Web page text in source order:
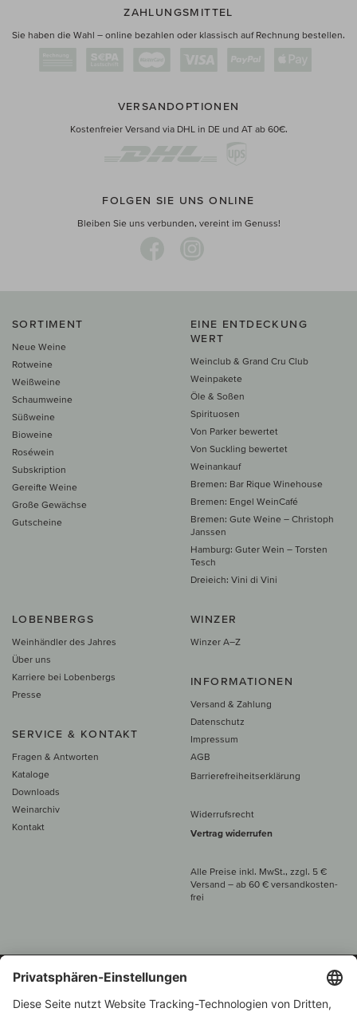
ZAHLUNGSMITTEL
Sie haben die Wahl – online bezahlen oder klassisch auf Rechnung bestellen.
VERSANDOPTIONEN
Kostenfreier Versand via DHL in DE und AT ab 60€.
FOLGEN SIE UNS ONLINE
Bleiben Sie uns verbunden, vereint im Genuss!
SORTIMENT
Neue Weine
Rotweine
Weißweine
Schaumweine
Süßweine
Bioweine
Roséwein
Subskription
Gereifte Weine
Große Gewächse
Gutscheine
EINE ENTDECKUNG
WERT
Weinclub & Grand Cru Club
Weinpakete
Öle & Soßen
Spirituosen
Von Parker bewertet
Von Suckling bewertet
Weinankauf
Bremen: Bar Rique Winehouse
Bremen: Engel WeinCafé
Bremen: Gute Weine – Christoph
Janssen
Hamburg: Guter Wein – Torsten
Tesch
Dreieich: Vini di Vini
LOBENBERGS
Weinhändler des Jahres
Über uns
Karriere bei Lobenbergs
Presse
SERVICE & KONTAKT
Fragen & Antworten
Kataloge
Downloads
Weinarchiv
Kontakt
WINZER
Winzer A–Z
INFORMATIONEN
Versand & Zahlung
Datenschutz
Impressum
AGB
Barrierefreiheitserklärung
Widerrufsrecht
Vertrag widerrufen
Alle Preise inkl. MwSt., zzgl. 5 €
Versand – ab 60 € versand­kosten­
frei
Beratung unter